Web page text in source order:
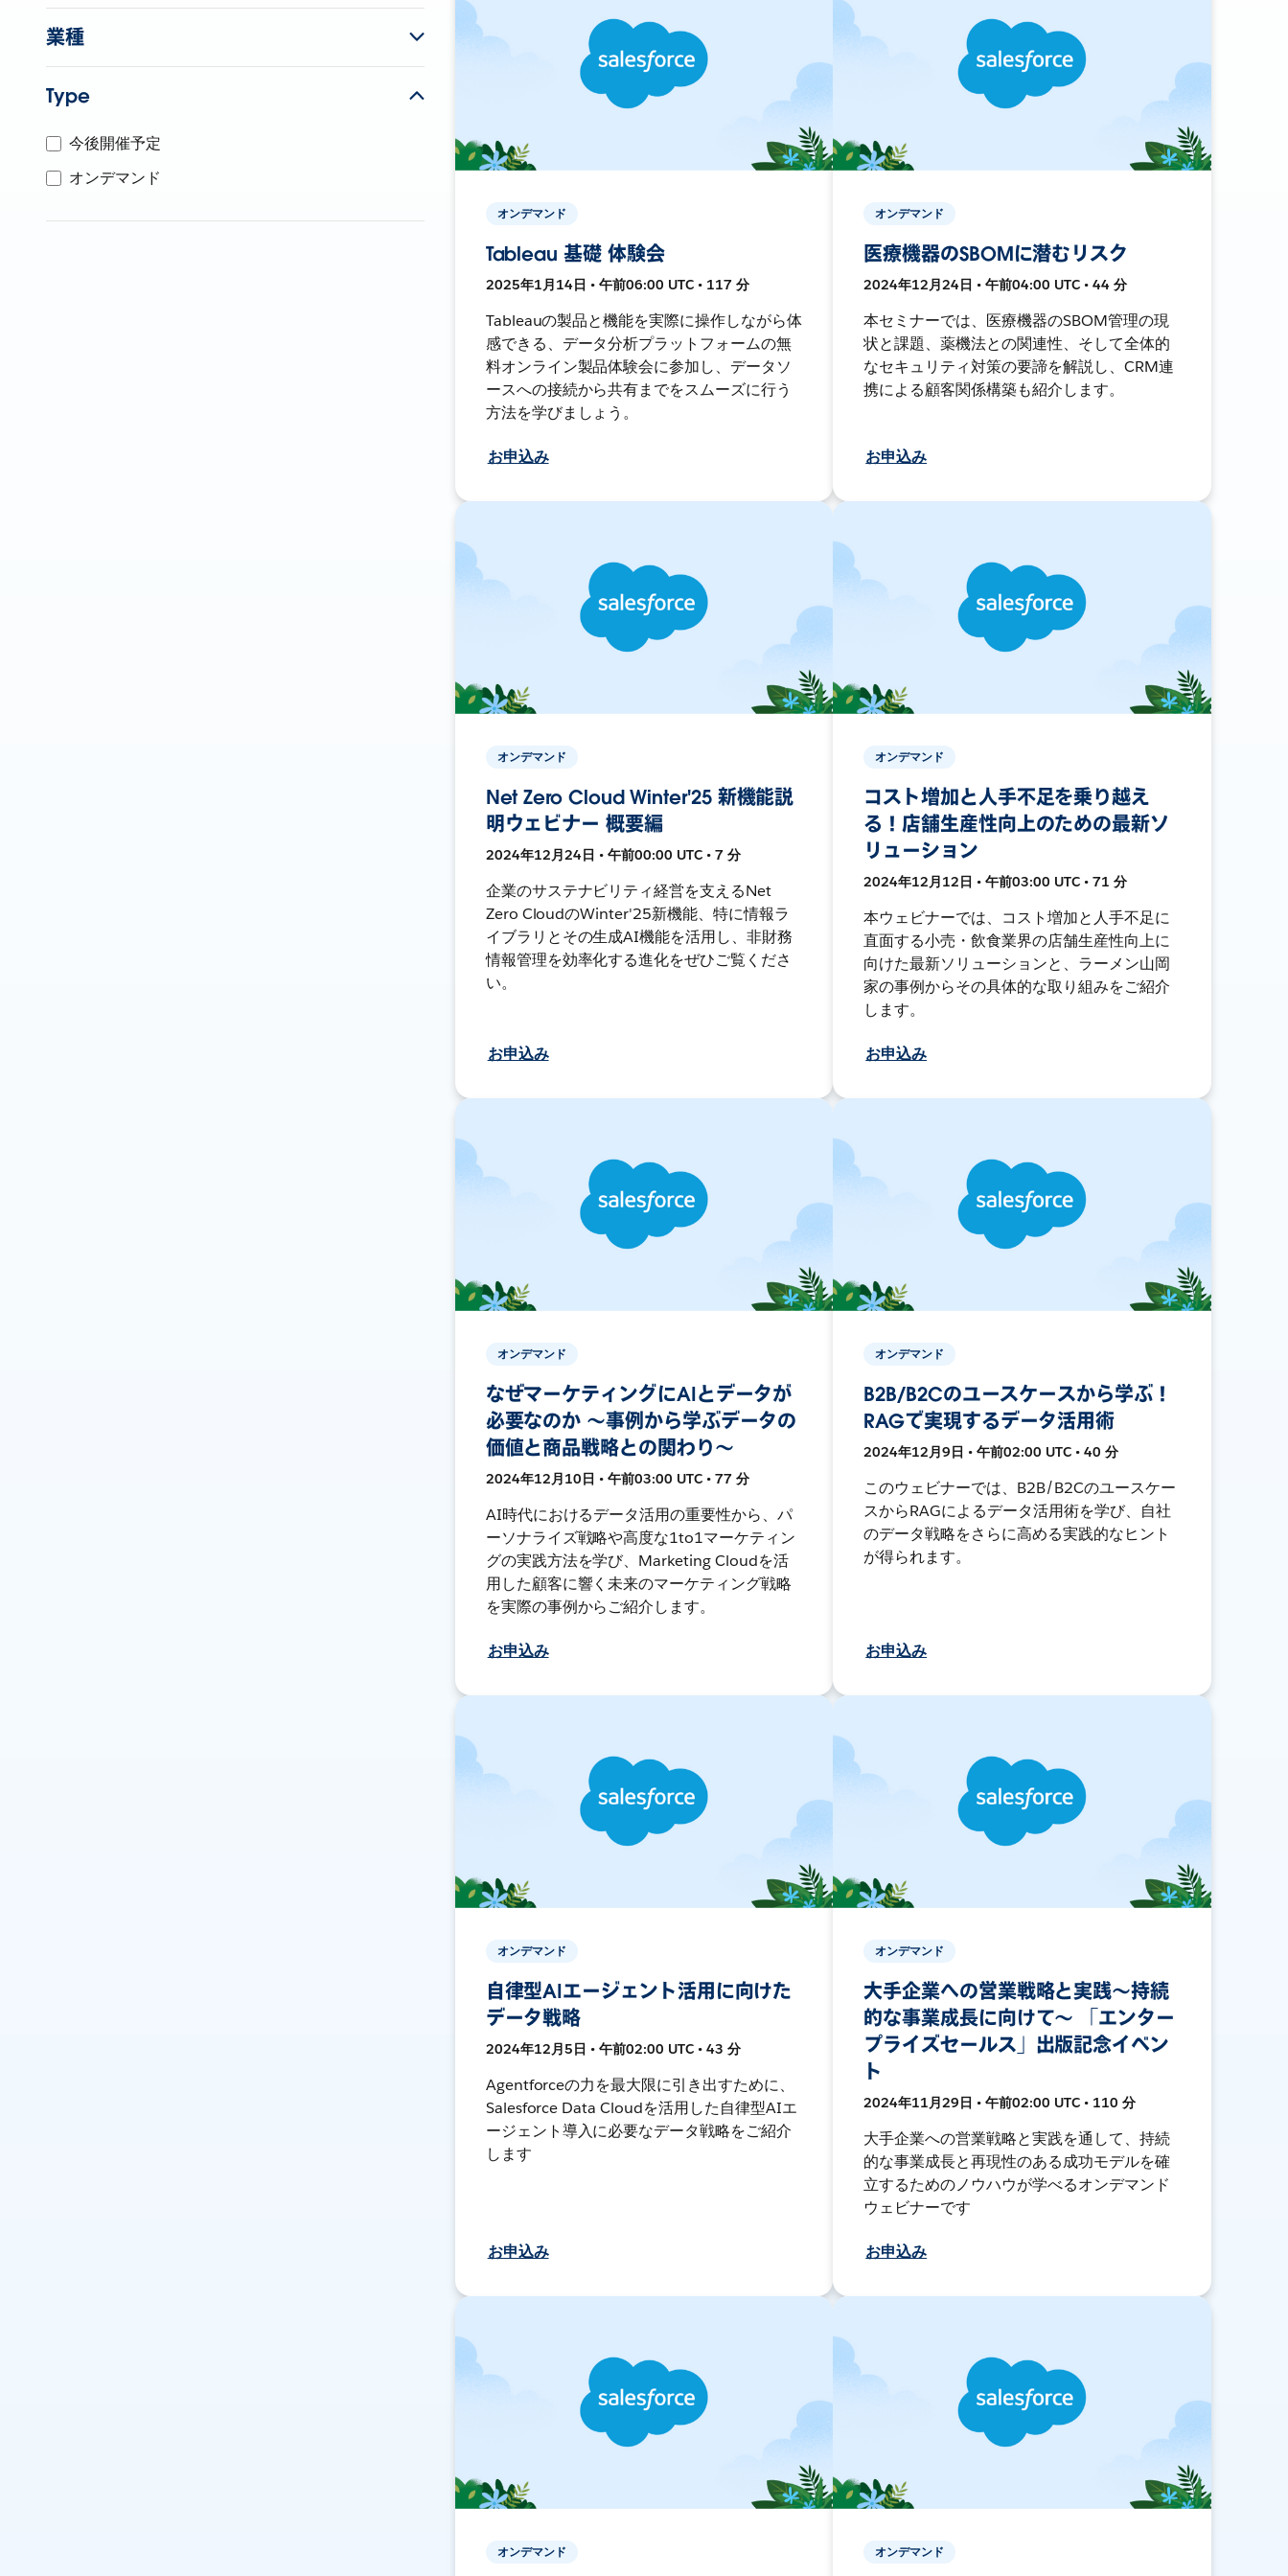
業種
Type
今後開催予定
オンデマンド
オンデマンド
Tableau 基礎 体験会
2025年1月14日 • 午前06:00 UTC • 117 分
Tableauの製品と機能を実際に操作しながら体
感できる、データ分析プラットフォームの無
料オンライン製品体験会に参加し、データソ
ースへの接続から共有までをスムーズに行う
方法を学びましょう。
お申込み
オンデマンド
医療機器のSBOMに潜むリスク
2024年12月24日 • 午前04:00 UTC • 44 分
本セミナーでは、医療機器のSBOM管理の現
状と課題、薬機法との関連性、そして全体的
なセキュリティ対策の要諦を解説し、CRM連
携による顧客関係構築も紹介します。
お申込み
オンデマンド
Net Zero Cloud Winter'25 新機能説
明ウェビナー 概要編
2024年12月24日 • 午前00:00 UTC • 7 分
企業のサステナビリティ経営を支えるNet
Zero CloudのWinter'25新機能、特に情報ラ
イブラリとその生成AI機能を活用し、非財務
情報管理を効率化する進化をぜひご覧くださ
い。
お申込み
オンデマンド
コスト増加と人手不足を乗り越え
る！店舗生産性向上のための最新ソ
リューション
2024年12月12日 • 午前03:00 UTC • 71 分
本ウェビナーでは、コスト増加と人手不足に
直面する小売・飲食業界の店舗生産性向上に
向けた最新ソリューションと、ラーメン山岡
家の事例からその具体的な取り組みをご紹介
します。
お申込み
オンデマンド
なぜマーケティングにAIとデータが
必要なのか ～事例から学ぶデータの
価値と商品戦略との関わり～
2024年12月10日 • 午前03:00 UTC • 77 分
AI時代におけるデータ活用の重要性から、パ
ーソナライズ戦略や高度な1to1マーケティン
グの実践方法を学び、Marketing Cloudを活
用した顧客に響く未来のマーケティング戦略
を実際の事例からご紹介します。
お申込み
オンデマンド
B2B/B2Cのユースケースから学ぶ！
RAGで実現するデータ活用術
2024年12月9日 • 午前02:00 UTC • 40 分
このウェビナーでは、B2B/B2Cのユースケー
スからRAGによるデータ活用術を学び、自社
のデータ戦略をさらに高める実践的なヒント
が得られます。
お申込み
オンデマンド
自律型AIエージェント活用に向けた
データ戦略
2024年12月5日 • 午前02:00 UTC • 43 分
Agentforceの力を最大限に引き出すために、
Salesforce Data Cloudを活用した自律型AIエ
ージェント導入に必要なデータ戦略をご紹介
します
お申込み
オンデマンド
大手企業への営業戦略と実践〜持続
的な事業成長に向けて〜 「エンター
プライズセールス」出版記念イベン
ト
2024年11月29日 • 午前02:00 UTC • 110 分
大手企業への営業戦略と実践を通して、持続
的な事業成長と再現性のある成功モデルを確
立するためのノウハウが学べるオンデマンド
ウェビナーです
お申込み
オンデマンド オンデマンド